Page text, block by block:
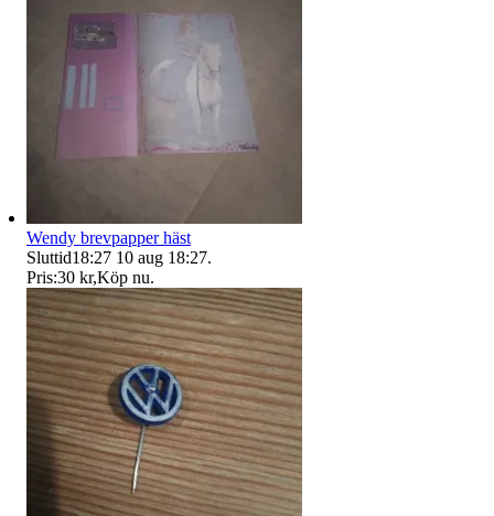
Wendy brevpapper häst
Sluttid18:27 10 aug 18:27.
Pris:30 kr,Köp nu.